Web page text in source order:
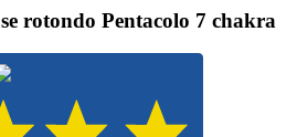
rotondo Pentacolo 7 chakra